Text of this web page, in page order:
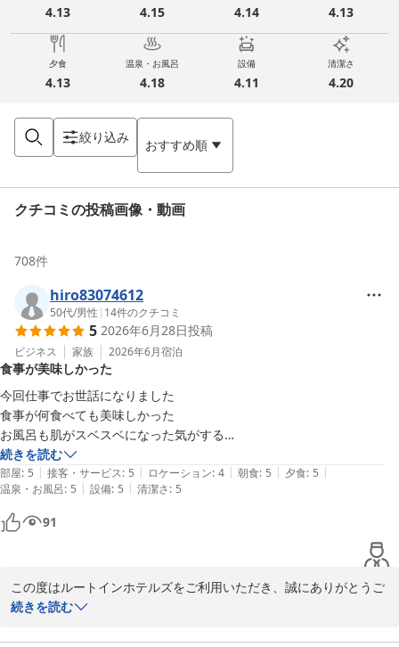
4.13 4.15 4.14 4.13
夕食
4.13
温泉・お風呂
4.18
設備
4.11
清潔さ
4.20
絞り込み おすすめ順
クチコミの投稿画像・動画
708件
hiro83074612
50代/男性 | 14件のクチコミ
5 2026年6月28日投稿
ビジネス 家族 2026年6月宿泊
食事が美味しかった
今回仕事でお世話になりました
食事が何食べても美味しかった
お風呂も肌がスベスベになった気がする
シャンプーも安っほいのじゃなく良い感じでした
無料のコーヒーが嬉しいですね
一つ、ホテルから駅までの無料バスはありますが駅からホテルまでの無
料バスもあると嬉しいですね
続きを読む
部屋: 5 | 接客・サービス: 5 | ロケーション: 4 | 朝食: 5 | 夕食: 5 |
温泉・お風呂: 5 | 設備: 5 | 清潔さ: 5
91
この度はルートインホテルズをご利用いただき、誠にありがとうご
ざいました。
続きを読む